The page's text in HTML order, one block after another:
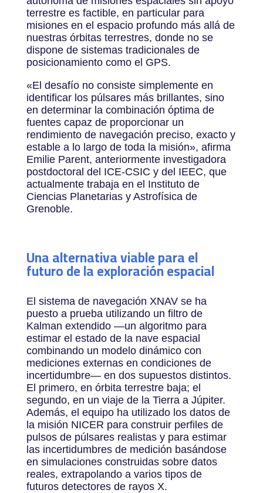
terrestre es factible, en particular para
misiones en el espacio profundo más allá de
nuestras órbitas terrestres, donde no se
dispone de sistemas tradicionales de
posicionamiento como el GPS.
«El desafío no consiste simplemente en
identificar los púlsares más brillantes, sino
en determinar la combinación óptima de
fuentes capaz de proporcionar un
rendimiento de navegación preciso, exacto y
estable a lo largo de toda la misión», afirma
Emilie Parent, anteriormente investigadora
postdoctoral del ICE-CSIC y del IEEC, que
actualmente trabaja en el Instituto de
Ciencias Planetarias y Astrofísica de
Grenoble.
Una alternativa viable para el
futuro de la exploración espacial
El sistema de navegación XNAV se ha
puesto a prueba utilizando un filtro de
Kalman extendido —un algoritmo para
estimar el estado de la nave espacial
combinando un modelo dinámico con
mediciones externas en condiciones de
incertidumbre— en dos supuestos distintos.
El primero, en órbita terrestre baja; el
segundo, en un viaje de la Tierra a Júpiter.
Además, el equipo ha utilizado los datos de
la misión NICER para construir perfiles de
pulsos de púlsares realistas y para estimar
las incertidumbres de medición basándose
en simulaciones construidas sobre datos
reales, extrapolando a varios tipos de
futuros detectores de rayos X.